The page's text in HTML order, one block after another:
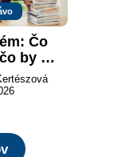
Čo
by